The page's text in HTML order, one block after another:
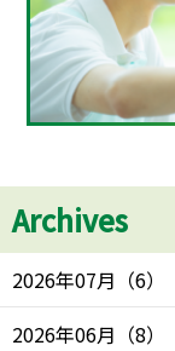
Archives
2026年07月 （6）
2026年06月 （8）